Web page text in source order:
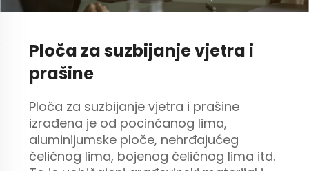
Ploča za suzbijanje vjetra i
prašine
Ploča za suzbijanje vjetra i prašine
izrađena je od pocinčanog lima,
aluminijumske ploče, nehrđajućeg
čeličnog lima, bojenog čeličnog lima itd.